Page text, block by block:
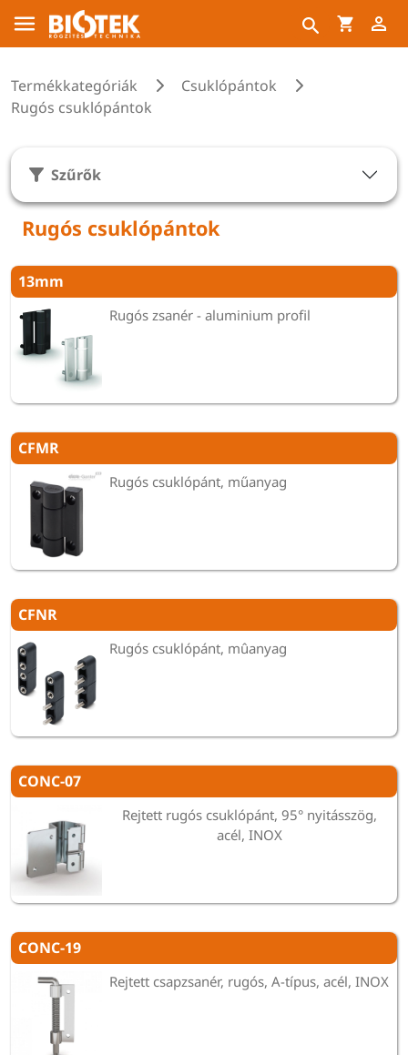
Termékkategóriák
Csuklópántok
Rugós csuklópántok
Szűrők
Rugós csuklópántok
13mm
Rugós zsanér - aluminium profil
CFMR
Rugós csuklópánt, műanyag
CFNR
Rugós csuklópánt, mûanyag
CONC-07
Rejtett rugós csuklópánt, 95° nyitásszög,
acél, INOX
CONC-19
Rejtett csapzsanér, rugós, A-típus, acél, INOX